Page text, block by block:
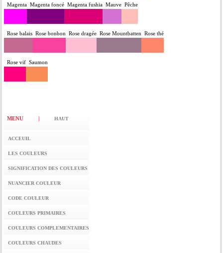
Magenta Magenta foncé Magenta fushia Mauve Pêche
Rose balais Rose bonbon Rose dragée Rose Mountbatten Rose thé
Rose vif Saumon
MENU | HAUT
ACCEUIL
LES COULEURS
SIGNIFICATION DES COULEURS
NUANCIER COULEUR
CODE COULEUR
COULEURS PRIMAIRES
COULEURS COMPLEMENTAIRES
COULEURS CHAUDES